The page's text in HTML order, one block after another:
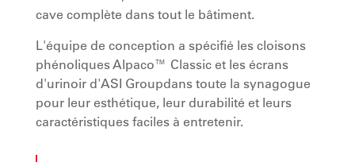
cave complète dans tout le bâtiment.
L'équipe de conception a spécifié les cloisons
phénoliques Alpaco™ Classic et les écrans
d'urinoir d'ASI Groupdans toute la synagogue
pour leur esthétique, leur durabilité et leurs
caractéristiques faciles à entretenir.